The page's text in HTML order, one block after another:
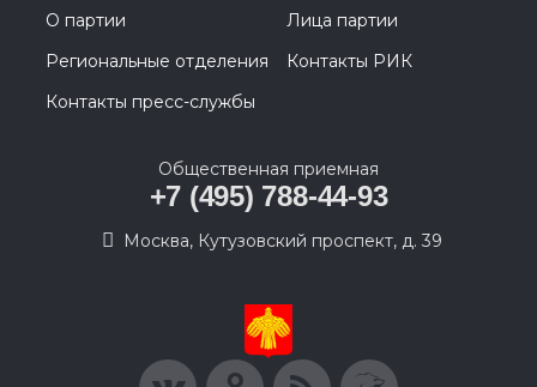
О партии
Лица партии
Региональные отделения
Контакты РИК
Контакты пресс-службы
Общественная приемная
+7 (495) 788-44-93
Москва, Кутузовский проспект, д. 39